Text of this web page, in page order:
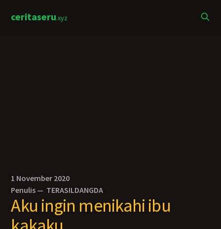
ceritaseru.xyz
1 November 2020
Penulis — TERASILDANGDA
Aku ingin menikahi ibu